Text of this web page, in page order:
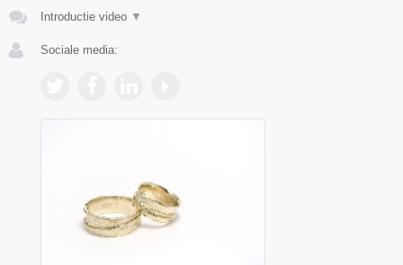
Introductie video ▼
Sociale media: